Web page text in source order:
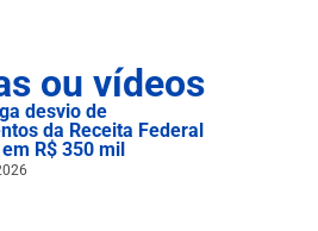
ou vídeos
desvio de
da Receita Federal
R$ 350 mil